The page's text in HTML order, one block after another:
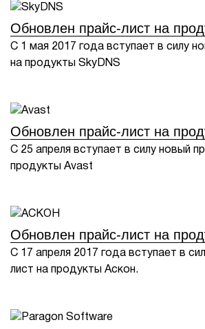
Вендоры
Партнерам
Сервисы для партнеров
1Cофт
Обновлен прайс-лист на
С 1 мая 2017 года вступает в силу
на продукты SkyDNS
Обновлен прайс-лист на
С 25 апреля вступает в силу новый
продукты Avast
Обновлен прайс-лист на
С 17 апреля 2017 года вступает в
лист на продукты Аскон.